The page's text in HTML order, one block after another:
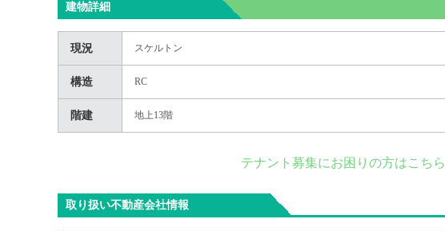
建物詳細
現況 スケルトン
構造 RC
階建 地上13階
テナント募集にお困りの方はこちら
取り扱い不動産会社情報